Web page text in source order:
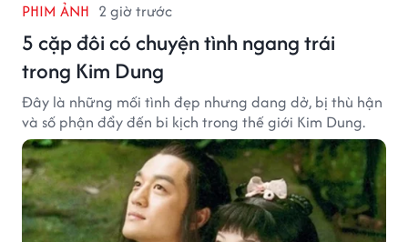
PHIM ẢNH 2 giờ trước
5 cặp đôi có chuyện tình ngang trái
trong Kim Dung
Đây là những mối tình đẹp nhưng dang dở, bị thù hận
và số phận đẩy đến bi kịch trong thế giới Kim Dung.